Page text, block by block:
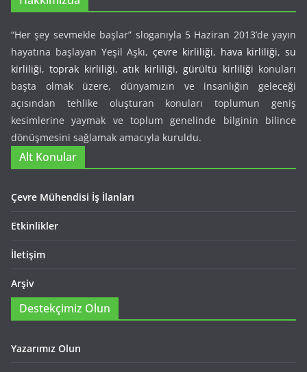
“Her şey sevmekle başlar” sloganıyla 5 Haziran 2013’de yayın
hayatına başlayan Yeşil Aşkı, çevre kirliliği, hava kirliliği, su
kirliliği,toprak kirliliği,atık kirliliği,gürültü kirliliği konuları
başta olmak üzere, dünyamızın ve insanlığın geleceği
açısından tehlike oluşturan konuları toplumun geniş
kesimlerine yaymak ve toplum genelinde bilginin bilince
dönüşmesini sağlamak amacıyla kuruldu.
Alt Konular
Çevre Mühendisi İş İlanları
Etkinlikler
İletişim
Arşiv
Destekçimiz Olun
Yazarımız Olun